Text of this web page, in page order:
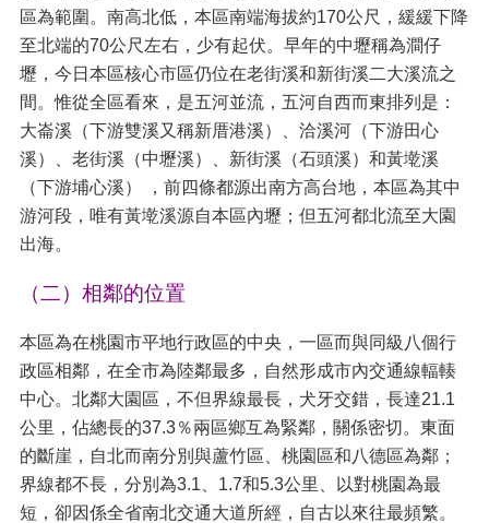
免
費
公
車
回
首
頁
網
站
導
政
信
箱
常
見
問
題
區為範圍。南高北低，本區南端海拔約170公尺，緩緩下降
至北端的70公尺左右，少有起伏。早年的中壢稱為澗仔
壢，今日本區核心市區仍位在老街溪和新街溪二大溪流之
間。惟從全區看來，是五河並流，五河自西而東排列是：
大崙溪（下游雙溪又稱新厝港溪）、洽溪河（下游田心
溪）、老街溪（中壢溪）、新街溪（石頭溪）和黃墘溪
（下游埔心溪） ，前四條都源出南方高台地，本區為其中
游河段，唯有黃墘溪源自本區內壢；但五河都北流至大園
出海。
（二）相鄰的位置
本區為在桃園市平地行政區的中央，一區而與同級八個行
政區相鄰，在全市為陸鄰最多，自然形成市內交通線輻輳
中心。北鄰大園區，不但界線最長，犬牙交錯，長達21.1
公里，佔總長的37.3％兩區鄉互為緊鄰，關係密切。東面
的斷崖，自北而南分別與蘆竹區、桃園區和八德區為鄰；
界線都不長，分別為3.1、1.7和5.3公里、以對桃園為最
短，卻因係全省南北交通大道所經，自古以來往最頻繁。